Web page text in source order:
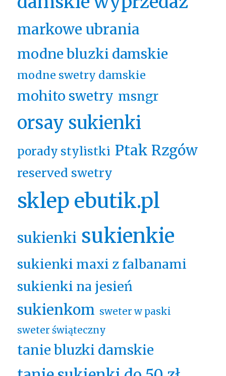
markowe ubrania
modne bluzki damskie
modne swetry damskie
mohito swetry msngr
orsay sukienki
porady stylistki Ptak Rzgów
reserved swetry
sklep ebutik.pl
sukienki sukienkie
sukienki maxi z falbanami
sukienki na jesień
sukienkom sweter w paski
sweter świąteczny
tanie bluzki damskie